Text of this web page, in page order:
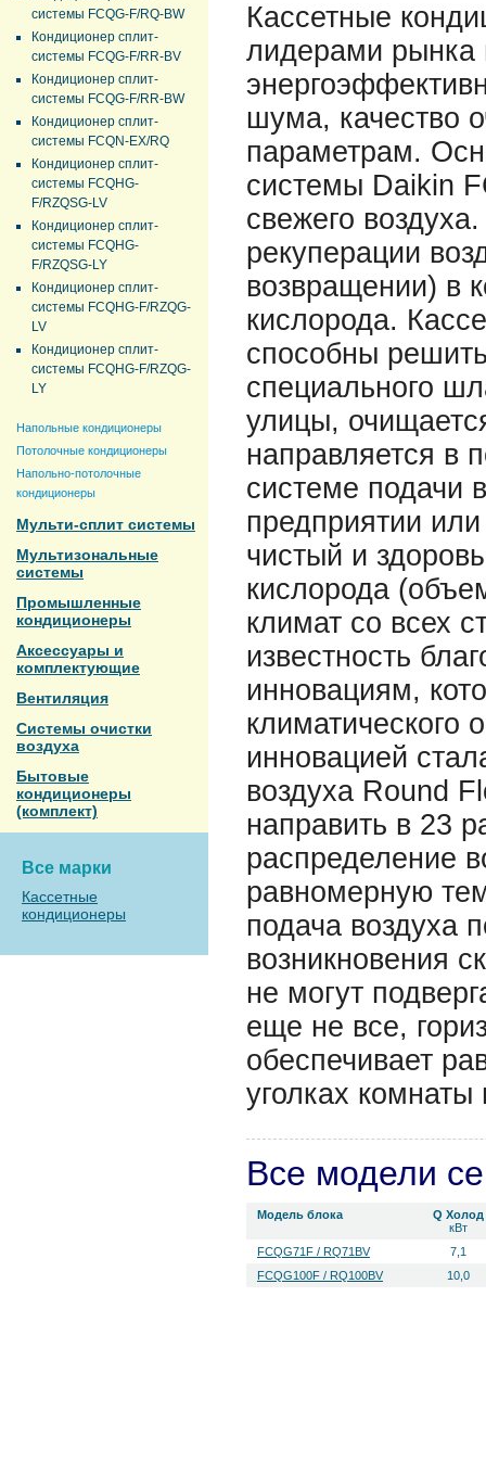
системы FCQG-F/RQ-BW
Кондиционер сплит-
системы FCQG-F/RR-BV
Кондиционер сплит-
системы FCQG-F/RR-BW
Кондиционер сплит-
системы FCQN-EX/RQ
Кондиционер сплит-
системы FCQHG-
F/RZQSG-LV
Кондиционер сплит-
системы FCQHG-
F/RZQSG-LY
Кондиционер сплит-
системы FCQHG-F/RZQG-
LV
Кондиционер сплит-
системы FCQHG-F/RZQG-
LY
Напольные кондиционеры
Потолочные кондиционеры
Напольно-потолочные
кондиционеры
Мульти-сплит системы
Мультизональные
системы
Промышленные
кондиционеры
Аксессуары и
комплектующие
Вентиляция
Системы очистки
воздуха
Бытовые
кондиционеры
(комплект)
Все марки
Кассетные
кондиционеры
Кассетные
лидерами рынка
шума, качество
параметрам.
системы Daikin
свежего
рекуперации
возвращении) в
кислорода.
способны
специального
улицы,
направляется в
системе подачи
предприятии
чистый и
кислорода
климат со всех
известность
инновациям,
климатического
инновацией
воздуха Round
направить в 23
распределение
равномерную
подача воздуха
возникновения
не могут
еще не все,
обеспечивает
уголках комнаты
Все модели
Модель блока
Q Холод
кВт
FCQG71F / RQ71BV
7,1
FCQG100F / RQ100BV
10,0